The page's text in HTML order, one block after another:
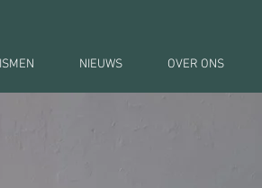
NIEUWS OVER ONS